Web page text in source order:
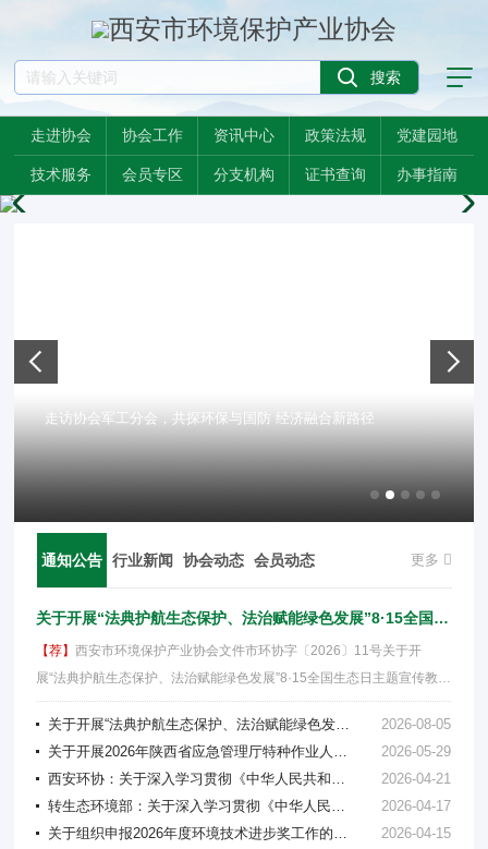
走进协会 协会工作 资讯中心 政策法规 党建园地
技术服务 会员专区 分支机构 证书查询 办事指南
工作简报（2025年第20期，总第165期）
通知公告 行业新闻 协会动态 会员动态 更多
关于开展“法典护航生态保护、法治赋能绿色发展”8·15全国生态日主题宣传教育活动的通知
【荐】西安市环境保护产业协会文件市环协字〔2026〕11号关于开
展“法典护航生态保护、法治赋能绿色发展”8·15全国生态日主题宣传教育
活···
关于开展“法典护航生态保护、法治赋能绿色发展”8·15全国生态日主题宣传教育活动的通知
2026-08-05
关于开展2026年陕西省应急管理厅特种作业人员初培和复审培训的通知
2026-05-29
西安环协：关于深入学习贯彻《中华人民共和国生态环境法典》的通知
2026-04-21
转生态环境部：关于深入学习贯彻《中华人民共和国生态环境法典》的通知
2026-04-17
关于组织申报2026年度环境技术进步奖工作的通知
2026-04-15